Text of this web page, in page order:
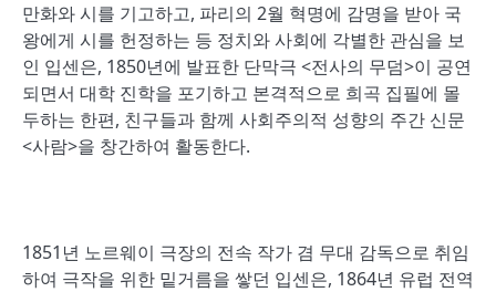
만화와 시를 기고하고, 파리의 2월 혁명에 감명을 받아 국
왕에게 시를 헌정하는 등 정치와 사회에 각별한 관심을 보
인 입센은, 1850년에 발표한 단막극 <전사의 무덤>이 공연
되면서 대학 진학을 포기하고 본격적으로 희곡 집필에 몰
두하는 한편, 친구들과 함께 사회주의적 성향의 주간 신문
<사람>을 창간하여 활동한다.
1851년 노르웨이 극장의 전속 작가 겸 무대 감독으로 취임
하여 극작을 위한 밑거름을 쌓던 입센은, 1864년 유럽 전역